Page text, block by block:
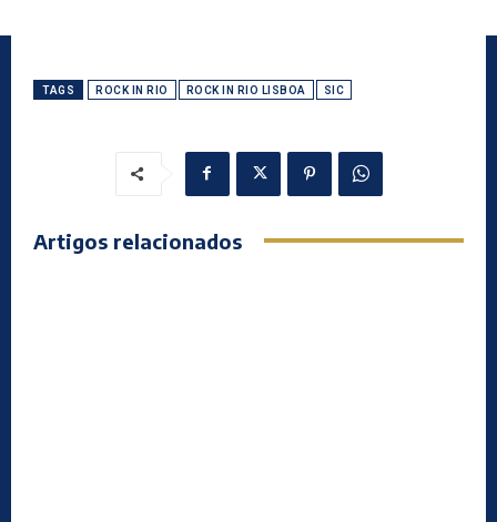
TAGS ROCK IN RIO ROCK IN RIO LISBOA SIC
Artigos relacionados